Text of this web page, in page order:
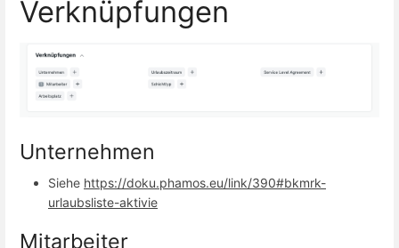
Verknüpfungen
Unternehmen
Siehe https://doku.phamos.eu/link/390#bkmrk-
urlaubsliste-aktivie
Mitarbeiter